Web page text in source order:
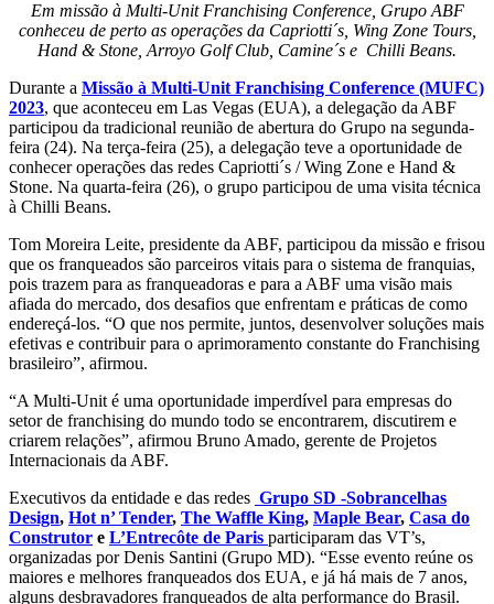
Em missão à Multi-Unit Franchising Conference, Grupo ABF
conheceu de perto as operações da Capriotti´s, Wing Zone Tours,
Hand & Stone, Arroyo Golf Club, Camine´s e Chilli Beans.
Durante a Missão à Multi-Unit Franchising Conference (MUFC)
2023, que aconteceu em Las Vegas (EUA), a delegação da ABF
participou da tradicional reunião de abertura do Grupo na segunda-
feira (24). Na terça-feira (25), a delegação teve a oportunidade de
conhecer operações das redes Capriotti´s / Wing Zone e Hand &
Stone. Na quarta-feira (26), o grupo participou de uma visita técnica
à Chilli Beans.
Tom Moreira Leite, presidente da ABF, participou da missão e frisou
que os franqueados são parceiros vitais para o sistema de franquias,
pois trazem para as franqueadoras e para a ABF uma visão mais
afiada do mercado, dos desafios que enfrentam e práticas de como
endereçá-los. “O que nos permite, juntos, desenvolver soluções mais
efetivas e contribuir para o aprimoramento constante do Franchising
brasileiro”, afirmou.
“A Multi-Unit é uma oportunidade imperdível para empresas do
setor de franchising do mundo todo se encontrarem, discutirem e
criarem relações”, afirmou Bruno Amado, gerente de Projetos
Internacionais da ABF.
Executivos da entidade e das redes Grupo SD -Sobrancelhas
Design, Hot n’ Tender, The Waffle King, Maple Bear, Casa do
Construtor e L’Entrecôte de Paris participaram das VT’s,
organizadas por Denis Santini (Grupo MD). “Esse evento reúne os
maiores e melhores franqueados dos EUA, e já há mais de 7 anos,
alguns desbravadores franqueados de alta performance do Brasil.